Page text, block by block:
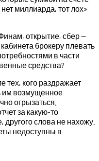
миллиарда, тот лох»
открытие, сбер —
брокеру плевать
в части
средства?
тех, кого раздражает
им возмущенное
огрызаться.
за какую-то
слова не нахожу.
недоступны в